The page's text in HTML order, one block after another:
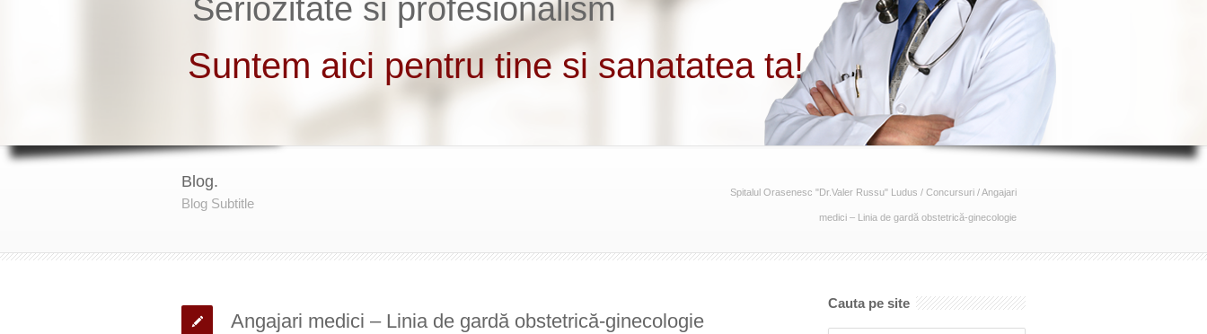
Blog.
Blog Subtitle
Spitalul Orasenesc "Dr.Valer Russu" Ludus / Concursuri /Angajari
medici – Linia de gardă obstetrică-ginecologie
Angajari medici – Linia de gardă obstetrică-ginecologie
Cauta pe site